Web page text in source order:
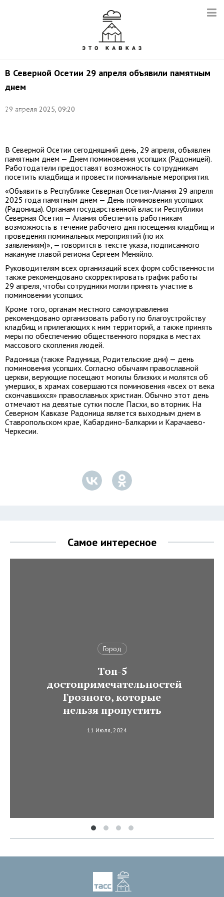
В Северной Осетии 29 апреля объявили памятным
днем
29 апреля 2025, 09:20
Виктор
В Северной Осетии сегодняшний день, 29 апреля, объявлен
памятным днем — Днем поминовения усопших (Радоницей).
Работодатели предоставят возможность сотрудникам
посетить кладбища и провести поминальные мероприятия.
«Объявить в Республике Северная Осетия-Алания 29 апреля
2025 года памятным днем — День поминовения усопших
(Радоница). Органам государственной власти Республики
Северная Осетия — Алания обеспечить работникам
возможность в течение рабочего дня посещения кладбищ и
проведения поминальных мероприятий (по их
заявлениям)», — говорится в тексте указа, подписанного
накануне главой региона Сергеем Меняйло.
Руководителям всех организаций всех форм собственности
также рекомендовано скорректировать график работы
29 апреля, чтобы сотрудники могли принять участие в
поминовении усопших.
Кроме того, органам местного самоуправления
рекомендовано организовать работу по благоустройству
кладбищ и прилегающих к ним территорий, а также принять
меры по обеспечению общественного порядка в местах
массового скопления людей.
Радоница (также Радуница, Родительские дни) — день
поминовения усопших. Согласно обычаям православной
церкви, верующие посещают могилы близких и молятся об
умерших, в храмах совершаются поминовения «всех от века
скончавшихся» православных христиан. Обычно этот день
отмечают на девятые сутки после Пасхи, во вторник. На
Северном Кавказе Радоница является выходным днем в
Ставропольском крае, Кабардино-Балкарии и Карачаево-
Черкесии.
Самое интересное
Город
Топ-5
достопримечательностей
Грозного, которые
нельзя пропустить
11 Июля, 2024